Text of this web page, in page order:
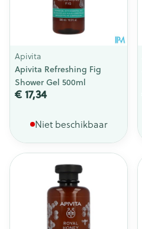
Apivita
Apivita Refreshing Fig
Shower Gel 500ml
€ 17,34
Niet beschikbaar